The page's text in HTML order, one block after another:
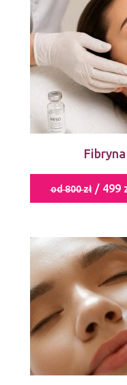
od 800 zł/ 499